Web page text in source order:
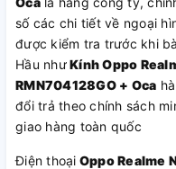
số các chi tiết về ngoại
được kiểm tra trước khi
Hầu nhưKính Oppo
RMN704128GO + Oca
đổi trả theo chính sách
giao hàng toàn quốc
Điện thoại Oppo Realme